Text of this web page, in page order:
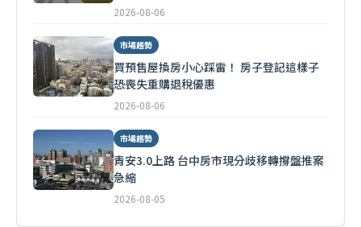
2026-08-06
市場趨勢
買預售屋換房小心踩雷！ 房子登記這樣子
恐喪失重購退稅優惠
2026-08-06
市場趨勢
青安3.0上路 台中房市現分歧移轉撐盤推案
急縮
2026-08-05